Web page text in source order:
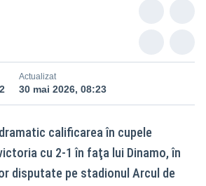
Actualizat
30 mai 2026, 08:23
calificarea în cupele
cu 2-1 în faţa lui Dinamo, în
disputate pe stadionul Arcul de